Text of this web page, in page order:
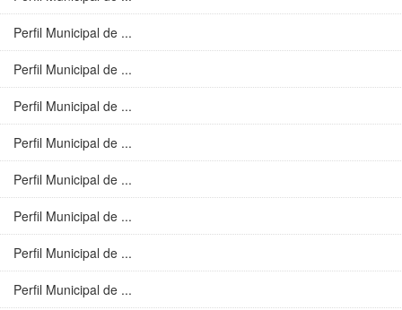
Perfil Municipal de ...
Perfil Municipal de ...
Perfil Municipal de ...
Perfil Municipal de ...
Perfil Municipal de ...
Perfil Municipal de ...
Perfil Municipal de ...
Perfil Municipal de ...